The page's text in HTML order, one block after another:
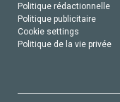
Politique rédactionnelle
Politique publicitaire
Cookie settings
Politique de la vie privée